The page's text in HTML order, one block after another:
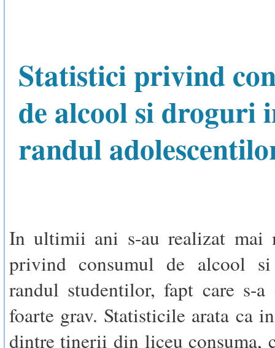
Statistici privind
de alcool si droguri
randul
In ultimii ani s-au realizat mai
privind consumul de alcool
randul studentilor, fapt care s-
foarte grav. Statisticile arata ca
dintre tinerii din liceu consuma,